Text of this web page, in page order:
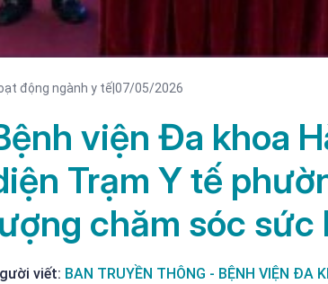
động ngành y tế 07/05/2026
viện Đa khoa
Trạm Y tế
chăm sóc sức
viết: BAN TRUYỀN THÔNG - BỆNH VIỆN ĐA